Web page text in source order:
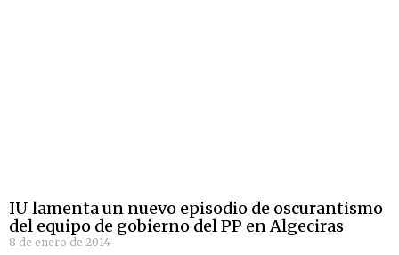
IU lamenta un nuevo episodio de oscurantismo
del equipo de gobierno del PP en Algeciras
8 de enero de 2014